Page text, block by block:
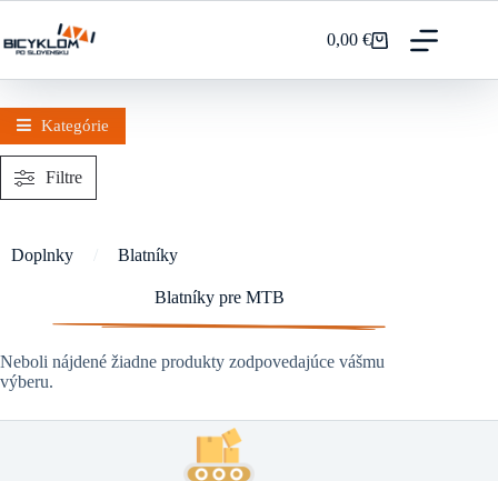
obsah
Nákupný
0,00€
Doplnky Blatníky
Blatníky pre MTB
Neboli nájdené žiadne produkty zodpovedajúce vášmu
výberu.
Kategórie
Filtre